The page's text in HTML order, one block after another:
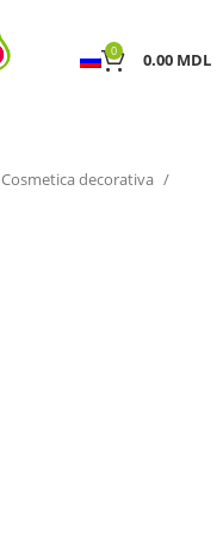
0 0.00 MDL
Cosmetica decorativa